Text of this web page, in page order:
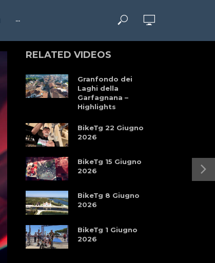
···
RELATED VIDEOS
Granfondo dei
Laghi della
Garfagnana –
Highlights
BikeTg 22 Giugno
2026
BikeTg 15 Giugno
2026
BikeTg 8 Giugno
2026
BikeTg 1 Giugno
2026